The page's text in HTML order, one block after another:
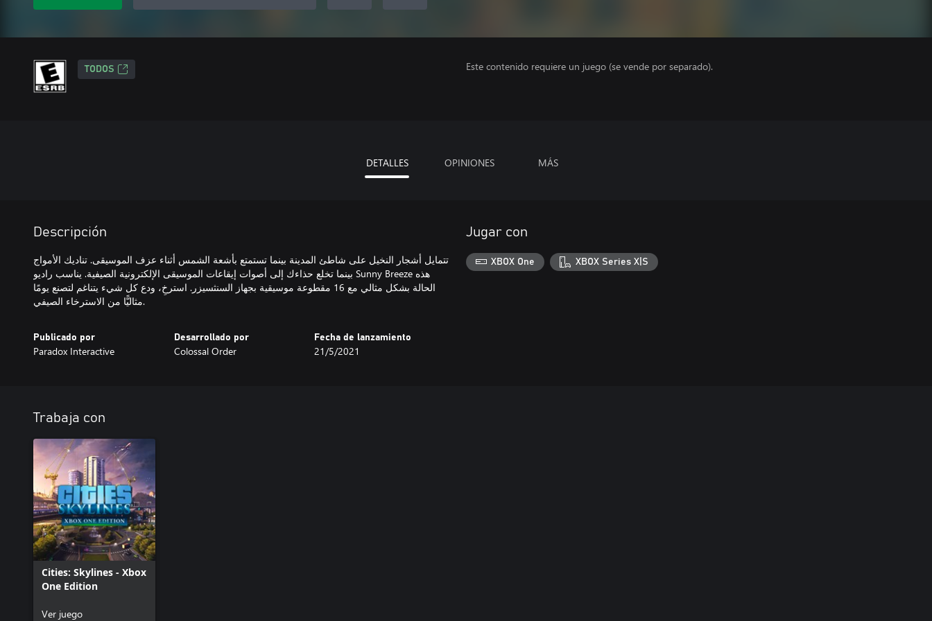
TODOS Este contenido requiere un juego (se vende por separado).
DETALLES OPINIONES MÁS
Descripción
تتمايل أشجار النخيل على شاطئ المدينة بينما تستمتع بأشعة الشمس أثناء عزف الموسيقى. تناديك الأمواج
بينما تخلع حذاءك إلى أصوات إيقاعات الموسيقى الإلكترونية الصيفية. يناسب راديو Sunny Breeze هذه
الحالة بشكل مثالي مع 16 مقطوعة موسيقية بجهاز السنثسيزر. استرخِ، ودع كل شيء يتناغم لتصنع يومًا
مثاليًّا من الاسترخاء الصيفي.
Publicado por
Paradox Interactive
Desarrollado por
Colossal Order
Fecha de lanzamiento
21/5/2021
Jugar con
XBOX One XBOX Series X|S
Trabaja con
Cities: Skylines - Xbox
One Edition
Ver juego